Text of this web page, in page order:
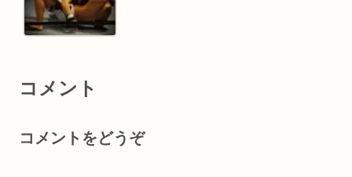
コメント
コメントをどうぞ